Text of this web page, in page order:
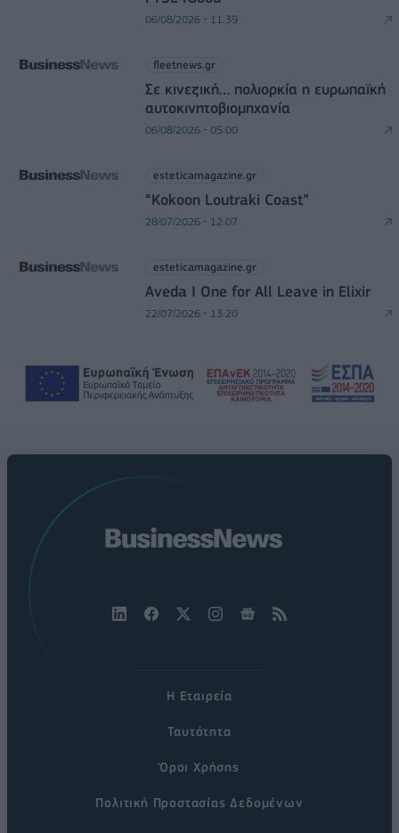
06/08/2026 - 11:39
fleetnews.gr
Σε κινεζική… πολιορκία η ευρωπαϊκή
αυτοκινητοβιομηχανία
06/08/2026 - 05:00
esteticamagazine.gr
“Kokoon Loutraki Coast”
28/07/2026 - 12:07
esteticamagazine.gr
Aveda I One for All Leave in Elixir
22/07/2026 - 13:20
Η Εταιρεία
Ταυτότητα
Όροι Χρήσης
Πολιτική Προστασίας Δεδομένων